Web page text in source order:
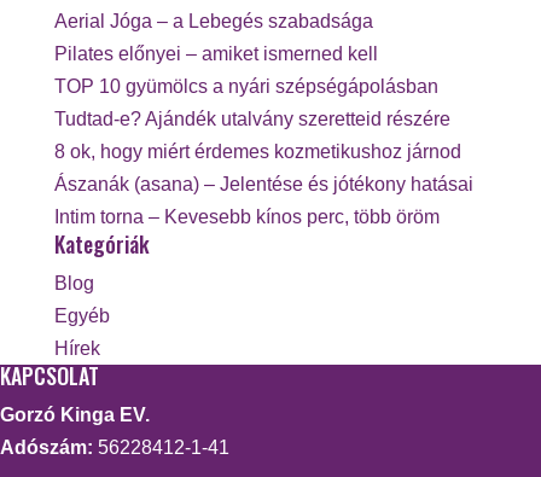
Aerial Jóga – a Lebegés szabadsága
Pilates előnyei – amiket ismerned kell
TOP 10 gyümölcs a nyári szépségápolásban
Tudtad-e? Ajándék utalvány szeretteid részére
8 ok, hogy miért érdemes kozmetikushoz járnod
Ászanák (asana) – Jelentése és jótékony hatásai
Intim torna – Kevesebb kínos perc, több öröm
Kategóriák
Blog
Egyéb
Hírek
KAPCSOLAT
Gorzó Kinga EV.
Adószám: 56228412-1-41